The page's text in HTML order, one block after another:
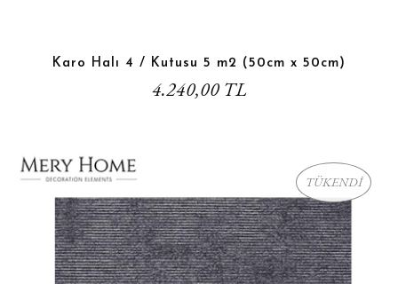
Karo Halı 4 / Kutusu 5 m2 (50cm x 50cm)
4.240,00 TL
TÜKENDİ